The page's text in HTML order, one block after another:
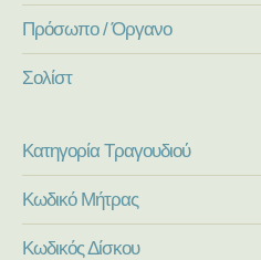
Πρόσωπο / Όργανο
Σολίστ
Κατηγορία Τραγουδιού
Κωδικό Μήτρας
Κωδικός Δίσκου